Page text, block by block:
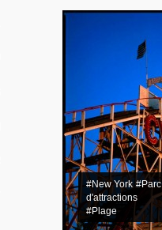
VIDEOS
PORTFOLIOS
#New York #Parc
d'attractions
#Plage